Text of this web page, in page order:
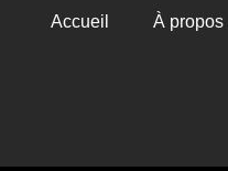
Accueil À propos